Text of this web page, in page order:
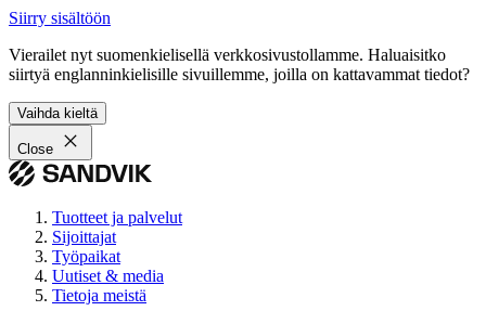
Siirry sisältöön
Vierailet nyt suomenkielisellä verkkosivustollamme. Haluaisitko
siirtyä englanninkielisille sivuillemme, joilla on kattavammat tiedot?
Vaihda kieltä
Close
Tuotteet ja palvelut
Sijoittajat
Työpaikat
Uutiset & media
Tietoja meistä